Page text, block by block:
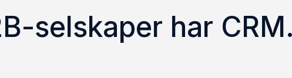
selskaper har